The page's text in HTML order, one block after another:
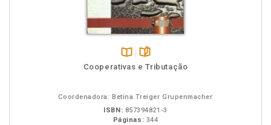
Disponível
páginas
Cooperativas e Tributação
Coordenadora: Betina Treiger Grupenmacher
ISBN: 857394821-3
Páginas: 344